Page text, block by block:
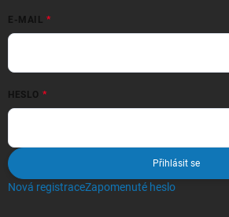
E-MAIL
HESLO
Přihlásit se
Nová registraceZapomenuté heslo